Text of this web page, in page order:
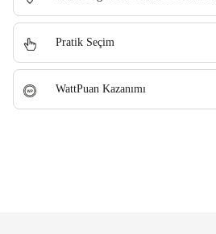
Pratik Seçim
WattPuan Kazanımı